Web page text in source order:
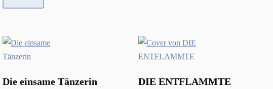
Die einsame Tänzerin DIE ENTFLAMMTE